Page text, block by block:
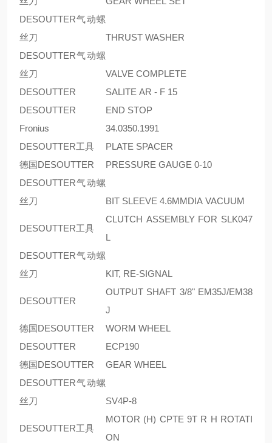
DESOUTTER气动螺
丝刀
THRUST WASHER
DESOUTTER气动螺
丝刀
VALVE COMPLETE
DESOUTTER
SALITE AR - F 15
DESOUTTER
END STOP
Fronius
34.0350.1991
DESOUTTER工具
PLATE SPACER
德国DESOUTTER
PRESSURE GAUGE 0-10
DESOUTTER气动螺
丝刀
BIT SLEEVE 4.6MMDIA VACUUM
DESOUTTER工具
CLUTCH ASSEMBLY FOR SLK047
L
DESOUTTER气动螺
丝刀
KIT, RE-SIGNAL
DESOUTTER
OUTPUT SHAFT 3/8" EM35J/EM38
J
德国DESOUTTER
WORM WHEEL
DESOUTTER
ECP190
德国DESOUTTER
GEAR WHEEL
DESOUTTER气动螺
丝刀
SV4P-8
DESOUTTER工具
MOTOR (H) CPTE 9T R H ROTATI
ON